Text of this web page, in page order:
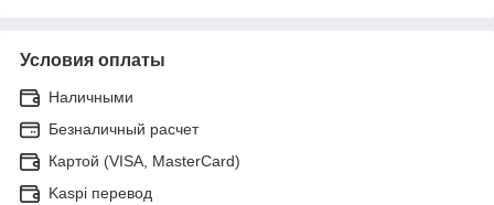
Условия оплаты
Наличными
Безналичный расчет
Картой (VISA, MasterCard)
Kaspi перевод